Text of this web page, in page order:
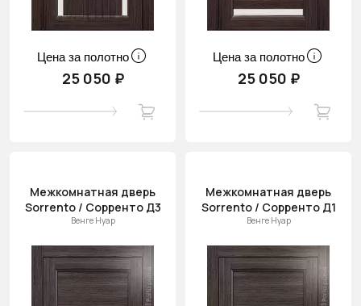
Цена за полотно
25 050 ₽
Цена за полотно
25 050 ₽
Межкомнатная дверь
Sorrento / Сорренто Д3
Венге Нуар
Межкомнатная дверь
Sorrento / Сорренто Д1
Венге Нуар